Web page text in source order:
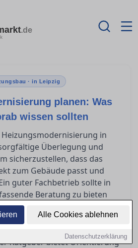
Alle Cookies ablehnen
Datenschutzerklärung
.de
· in Leipzig
planen: Was
wissen sollten
in
Überlegung und
sicherzustellen, dass das
zum Gebäude passt und
guter Fachbetrieb sollte in
Beratung zu bieten
Bedürfnisse einzugehen.
oft vor der Herausforderung,
Ratgeber bietet Orientierung